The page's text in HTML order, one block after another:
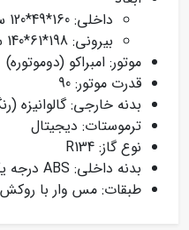
داخلی: 160*49*120 سانتی متر
بیرونی: 198*61*140 سانتی متر
موتور: امبراکو (دوموتوره)
قدرت موتور: 90
بدنه خارجی: گالوانیزه
ترموستات: دیجیتال
نوع گاز: R134
بدنه داخلی: ABS درجه یک
طبقات: مس وار با روکش